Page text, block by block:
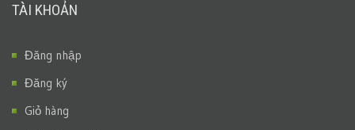
TÀI KHOẢN
Đăng nhập
Đăng ký
Giỏ hàng